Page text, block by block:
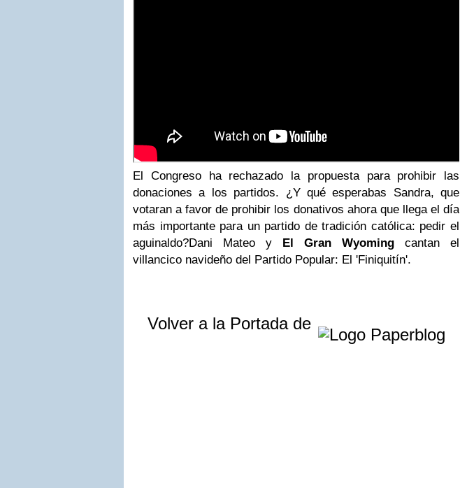
El Congresoha rechazado la propuesta para prohibir las
donaciones a los partidos. ¿Y qué esperabas Sandra, que
votaran a favor de prohibir los donativos ahora que llega el día
más importante para un partido de tradición católica: pedir el
aguinaldo?Dani Mateo y El Gran Wyoming cantan el
villancico navideño del Partido Popular: El 'Finiquitín'.
Volver a la Portada de